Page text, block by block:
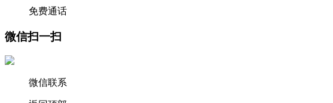
免费通话
微信扫一扫
微信联系